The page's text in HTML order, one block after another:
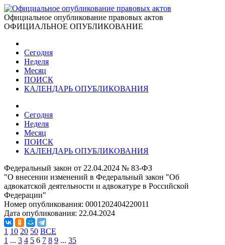
Официальное опубликование правовых актов
ОФИЦИАЛЬНОЕ ОПУБЛИКОВАНИЕ
Сегодня
Неделя
Месяц
ПОИСК
КАЛЕНДАРЬ ОПУБЛИКОВАНИЯ
Сегодня
Неделя
Месяц
ПОИСК
КАЛЕНДАРЬ ОПУБЛИКОВАНИЯ
Федеральный закон от 22.04.2024 № 83-ФЗ
"О внесении изменений в Федеральный закон "Об
адвокатской деятельности и адвокатуре в Российской
Федерации"
Номер опубликования: 0001202404220011
Дата опубликования: 22.04.2024
1 10 20 50 ВСЕ
1 ... 3 4 5 6 7 8 9 ... 35